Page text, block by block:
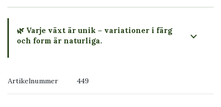
🌿 Varje växt är unik – variationer i färg
och form är naturliga.
Artikelnummer 449